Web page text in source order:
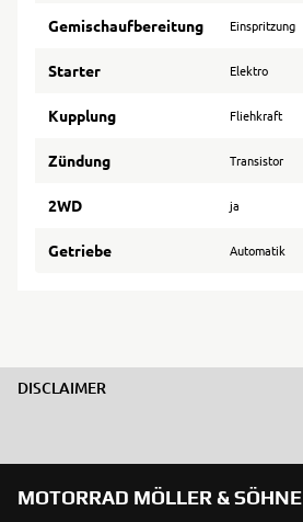
Gemischaufbereitung Einspritzung
Starter Elektro
Kupplung Fliehkraft
Zündung Transistor
2WD ja
Getriebe Automatik
DISCLAIMER
MOTORRAD MÖLLER & SÖHNE